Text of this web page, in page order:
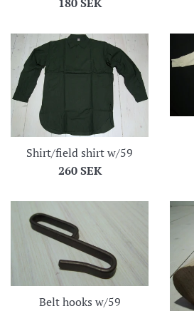
Shirt/field shirt w/59
Regular
260 SEK
Belt hooks w/59